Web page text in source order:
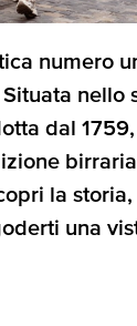
numero
nello
dal
la
una